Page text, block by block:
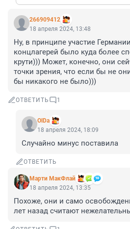
266909412
18 апреля 2024, 13:48
Ну, в принципе участие
концлагерей было куда более
крути))) Может, конечно, они
точки зрения, что если бы не
бы никакого не было)))
ОТВЕТИТЬ 1
OlDa
18 апреля 2024, 18:09
Случайно минус поставила
ОТВЕТИТЬ
Марти МакФлай
18 апреля 2024, 13:35
Похоже, они и само
лет назад считают